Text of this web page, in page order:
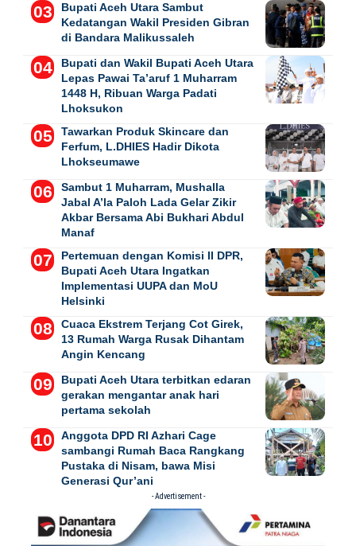
Bupati Aceh Utara Sambut
Kedatangan Wakil Presiden Gibran
di Bandara Malikussaleh
Bupati dan Wakil Bupati Aceh Utara
Lepas Pawai Ta’aruf 1 Muharram
1448 H, Ribuan Warga Padati
Lhoksukon
Tawarkan Produk Skincare dan
Ferfum, L.DHIES Hadir Dikota
Lhokseumawe
Sambut 1 Muharram, Mushalla
Jabal A’la Paloh Lada Gelar Zikir
Akbar Bersama Abi Bukhari Abdul
Manaf
Pertemuan dengan Komisi II DPR,
Bupati Aceh Utara Ingatkan
Implementasi UUPA dan MoU
Helsinki
Cuaca Ekstrem Terjang Cot Girek,
13 Rumah Warga Rusak Dihantam
Angin Kencang
Bupati Aceh Utara terbitkan edaran
gerakan mengantar anak hari
pertama sekolah
Anggota DPD RI Azhari Cage
sambangi Rumah Baca Rangkang
Pustaka di Nisam, bawa Misi
Generasi Qur’ani
- Advertisement -